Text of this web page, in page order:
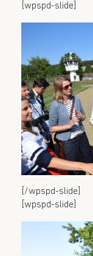
[wpspd-slide]
[/wpspd-slide]
[wpspd-slide]